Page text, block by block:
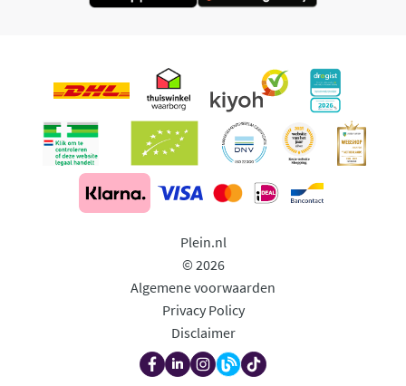
Plein.nl
© 2026
Algemene voorwaarden
Privacy Policy
Disclaimer